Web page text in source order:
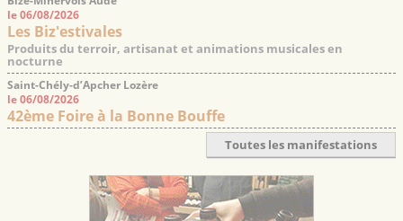
le 06/08/2026
Les Biz'estivales
Produits du terroir, artisanat et animations musicales en
nocturne
Saint-Chély-d’Apcher Lozère
le 06/08/2026
42ème Foire à la Bonne Bouffe
Toutes les manifestations